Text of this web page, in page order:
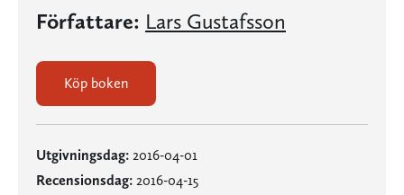
Författare: Lars Gustafsson
Köp boken
Utgivningsdag: 2016-04-01
Recensionsdag: 2016-04-15